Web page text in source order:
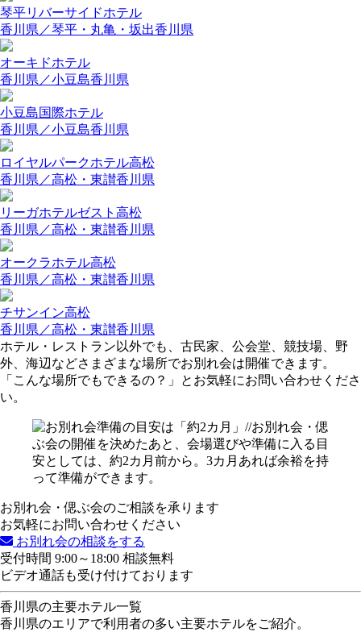
琴平リバーサイドホテル
香川県／琴平・丸亀・坂出香川県
オーキドホテル
香川県／小豆島香川県
小豆島国際ホテル
香川県／小豆島香川県
ロイヤルパークホテル高松
香川県／高松・東讃香川県
リーガホテルゼスト高松
香川県／高松・東讃香川県
オークラホテル高松
香川県／高松・東讃香川県
チサンイン高松
香川県／高松・東讃香川県
ホテル・レストラン以外でも、古民家、公会堂、競技場、野
外、海辺などさまざまな場所でお別れ会は開催できます。
「こんな場所でもできるの？」とお気軽にお問い合わせくださ
い。
お別れ会・偲ぶ会のご相談を承ります
お気軽にお問い合わせください
お別れ会の相談をする
受付時間 9:00～18:00 相談無料
ビデオ通話も受け付けております
香川県の主要ホテル一覧
香川県のエリアで利用者の多い主要ホテルをご紹介。